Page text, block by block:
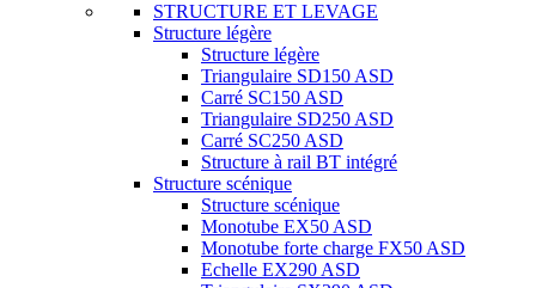
STRUCTURE ET LEVAGE
Structure légère
Structure légère
Triangulaire SD150 ASD
Carré SC150 ASD
Triangulaire SD250 ASD
Carré SC250 ASD
Structure à rail BT intégré
Structure scénique
Structure scénique
Monotube EX50 ASD
Monotube forte charge FX50 ASD
Echelle EX290 ASD